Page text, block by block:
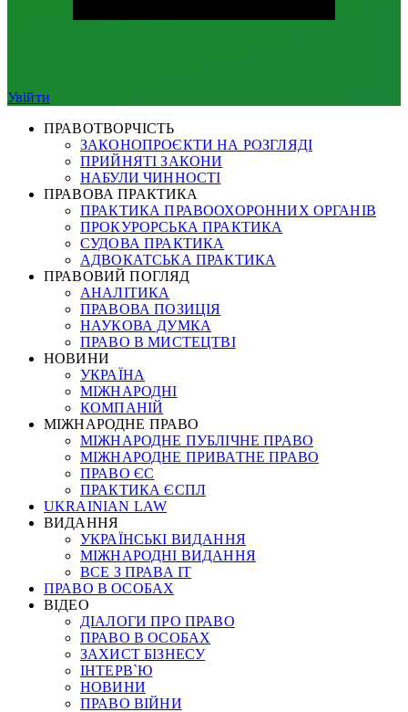
Увійти
ПРАВОТВОРЧІСТЬ
ЗАКОНОПРОЄКТИ НА РОЗГЛЯДІ
ПРИЙНЯТІ ЗАКОНИ
НАБУЛИ ЧИННОСТІ
ПРАВОВА ПРАКТИКА
ПРАКТИКА ПРАВООХОРОННИХ ОРГАНІВ
ПРОКУРОРСЬКА ПРАКТИКА
СУДОВА ПРАКТИКА
АДВОКАТСЬКА ПРАКТИКА
ПРАВОВИЙ ПОГЛЯД
АНАЛІТИКА
ПРАВОВА ПОЗИЦІЯ
НАУКОВА ДУМКА
ПРАВО В МИСТЕЦТВІ
НОВИНИ
УКРАЇНА
МІЖНАРОДНІ
КОМПАНІЙ
МІЖНАРОДНЕ ПРАВО
МІЖНАРОДНЕ ПУБЛІЧНЕ ПРАВО
МІЖНАРОДНЕ ПРИВАТНЕ ПРАВО
ПРАВО ЄС
ПРАКТИКА ЄСПЛ
UKRAINIAN LAW
ВИДАННЯ
УКРАЇНСЬКІ ВИДАННЯ
МІЖНАРОДНІ ВИДАННЯ
ВСЕ З ПРАВА ІТ
ПРАВО В ОСОБАХ
ВІДЕО
ДІАЛОГИ ПРО ПРАВО
ПРАВО В ОСОБАХ
ЗАХИСТ БІЗНЕСУ
ІНТЕРВ`Ю
НОВИНИ
ПРАВО ВІЙНИ